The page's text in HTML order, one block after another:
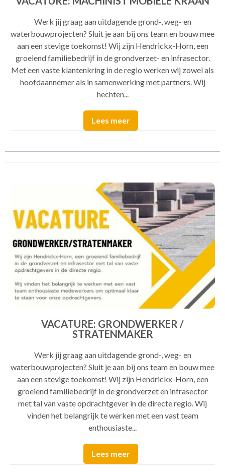
Werk jij graag aan uitdagende grond-, weg- en
waterbouwprojecten? Sluit je aan bij ons team en bouw mee
aan een stevige toekomst! Wij zijn Hendrickx-Horn, een
groeiend familiebedrijf in de grondverzet- en infrasector.
Met een vaste klantenkring in de regio werken wij zowel als
hoofdaannemer als in samenwerking met partners. Wij
hechten...
Lees meer
VACATURE: GRONDWERKER /
STRATENMAKER
Werk jij graag aan uitdagende grond-, weg- en
waterbouwprojecten? Sluit je aan bij ons team en bouw mee
aan een stevige toekomst! Wij zijn Hendrickx-Horn, een
groeiend familiebedrijf in de grondverzet en infrasector
met tal van vaste opdrachtgever in de directe regio. Wij
vinden het belangrijk te werken met een vast team
enthousiaste...
Lees meer